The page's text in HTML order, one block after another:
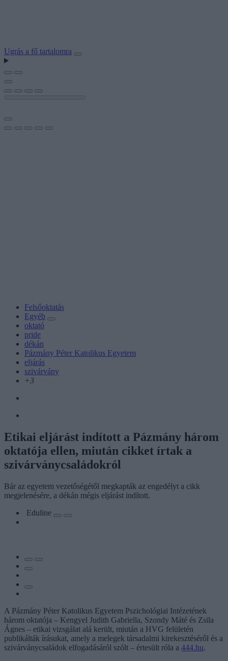
Ugrás a fő tartalomra
Felsőoktatás
Egyéb
oktató
pride
dékán
Pázmány Péter Katolikus Egyetem
eljárás
szivárvány
+3
Etikai eljárást indított a Pázmány három
oktatója ellen, miután cikket írtak a
szivárványcsaládokról
Bár az egyetem vezetőségétől megkapták az engedélyt a cikk
megjelenésére, a dékán mégis eljárást indított.
Eduline
A Pázmány Péter Katolikus Egyetem Pszichológiai Intézetének
három oktatója – Kengyel Judith Gabriella, Szondy Máté és Zsila
Ágnes – etikai vizsgálat alá került, miután a HVG felületén
publikálták írásukat, amely a melegek társadalmi kirekesztéséről és a
szivárványcsaládok elfogadásáról szólt – értesült róla a 444.hu.